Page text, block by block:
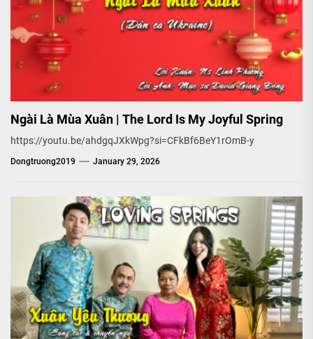
Ngài Là Mùa Xuân | The Lord Is My Joyful Spring
https://youtu.be/ahdgqJXkWpg?si=CFkBf6BeY1rOmB-y
Dongtruong2019 January 29, 2026